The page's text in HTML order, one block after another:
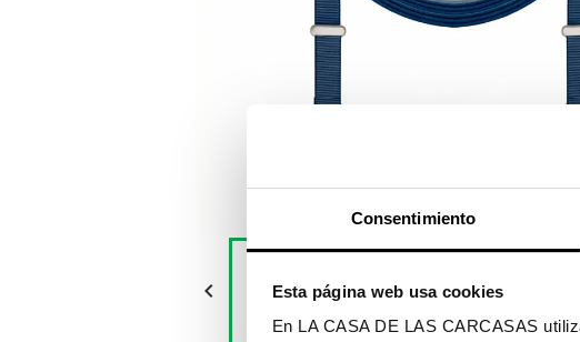
Consentimiento
Esta página web usa cookies
En LA CASA DE LAS CARCASAS
